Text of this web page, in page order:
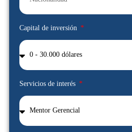
Capital de inversión
Servicios de interés